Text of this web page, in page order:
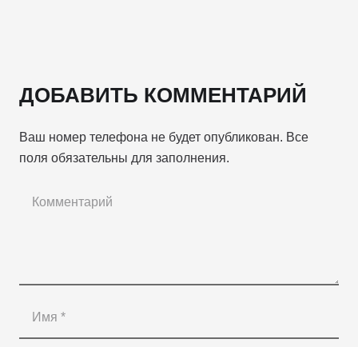
ДОБАВИТЬ КОММЕНТАРИЙ
Ваш номер телефона не будет опубликован. Все
поля обязательны для заполнения.